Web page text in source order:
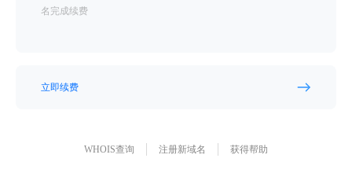
名完成续费
立即续费
WHOIS查询 注册新域名 获得帮助